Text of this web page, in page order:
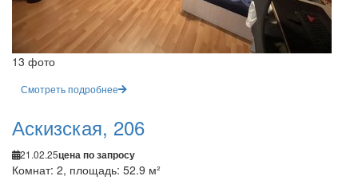
13 фото
Смотреть подробнее
Аскизская, 206
21.02.25цена по запросу
Комнат: 2, площадь: 52.9 м²